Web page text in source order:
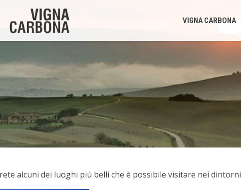
VIGNA CARBONA
alcuni dei luoghi più belli che è possibile visitare nei